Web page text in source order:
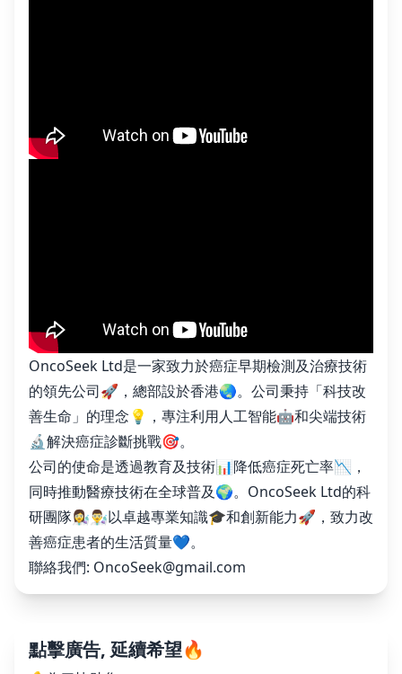
OncoSeek Ltd是一家致力於癌症早期檢測及治療技術
的領先公司🚀，總部設於香港🌏。公司秉持「科技改
善生命」的理念💡，專注利用人工智能🤖和尖端技術
🔬解決癌症診斷挑戰🎯。
公司的使命是透過教育及技術📊降低癌症死亡率📉，
同時推動醫療技術在全球普及🌍。OncoSeek Ltd的科
研團隊👩‍🔬👨‍🔬以卓越專業知識🎓和創新能力🚀，致力改
善癌症患者的生活質量💙。
聯絡我們: OncoSeek@gmail.com
點擊廣告, 延續希望🔥